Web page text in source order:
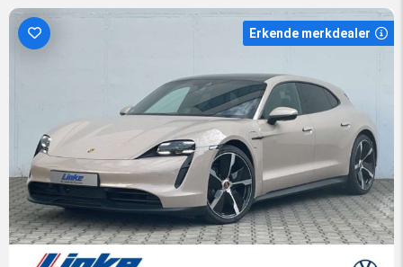
Erkende merkdealer